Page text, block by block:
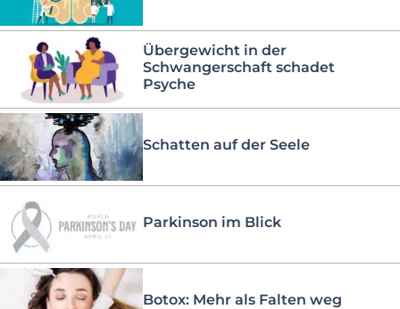
Übergewicht in der
Schwangerschaft schadet
Psyche
Schatten auf der Seele
Parkinson im Blick
Botox: Mehr als Falten weg